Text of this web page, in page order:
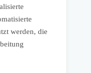
werden, die